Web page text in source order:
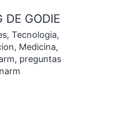
DE GODIE
Tecnologia,
Medicina,
preguntas